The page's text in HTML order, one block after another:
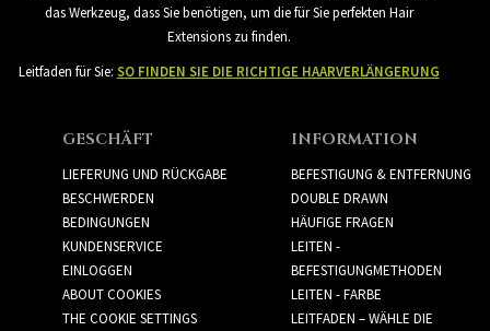
das Werkzeug, dass Sie benötigen, um die für Sie perfekten Hair
Extensions zu finden.
Leitfaden für Sie: SO FINDEN SIE DIE RICHTIGE HAARVERLÄNGERUNG
GESCHÄFT
LIEFERUNG UND RÜCKGABE
BESCHWERDEN
BEDINGUNGEN
KUNDENSERVICE
EINLOGGEN
ABOUT COOKIES
THE COOKIE SETTINGS
INFORMATION
BEFESTIGUNG & ENTFERNUNG
DOUBLE DRAWN
HÄUFIGE FRAGEN
LEITEN -
BEFESTIGUNGMETHODEN
LEITEN - FARBE
LEITFADEN – WÄHLE DIE